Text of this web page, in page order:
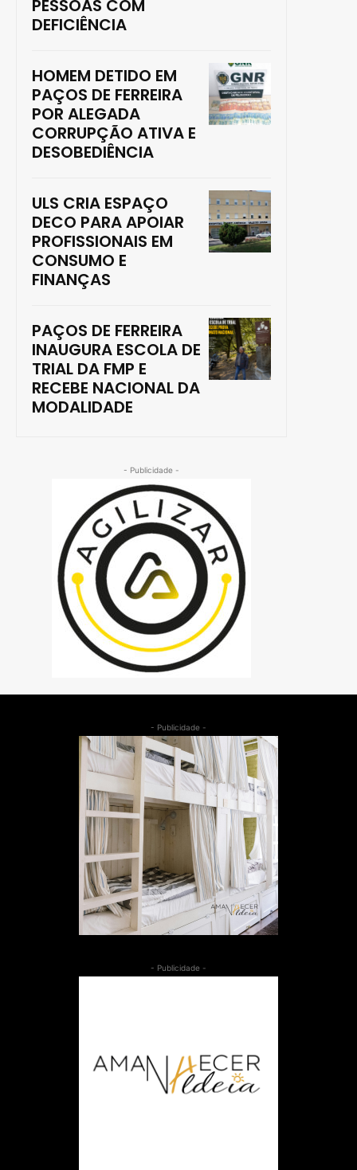
PESSOAS COM
DEFICIÊNCIA
HOMEM DETIDO EM
PAÇOS DE FERREIRA
POR ALEGADA
CORRUPÇÃO ATIVA E
DESOBEDIÊNCIA
ULS CRIA ESPAÇO
DECO PARA APOIAR
PROFISSIONAIS EM
CONSUMO E
FINANÇAS
PAÇOS DE FERREIRA
INAUGURA ESCOLA DE
TRIAL DA FMP E
RECEBE NACIONAL DA
MODALIDADE
- Publicidade -
- Publicidade -
- Publicidade -